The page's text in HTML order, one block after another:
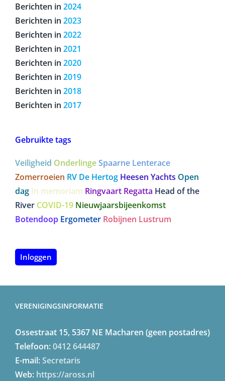
Berichten in 2024
Berichten in 2023
Berichten in 2022
Berichten in 2021
Berichten in 2020
Berichten in 2019
Berichten in 2018
Berichten in 2017
Gebruikte tags
Veiligheid OnderlingeSpaarne Lenterace
Zomerroeien RV De Hertog Heesen Yachts Open
dag In memoriam Ringvaart Regatta Head of the
River COVID-19 Nieuwjaarsbijeenkomst
Botendoop Ergometer Robijnen Lustrum
Inloggen
VERENIGINGSINFORMATIE
Ossestraat 15, 5367 NE Macharen (geen postadres)
Telefoon:0412 644487
E-mail:Secretaris
Web: https://aross.nl